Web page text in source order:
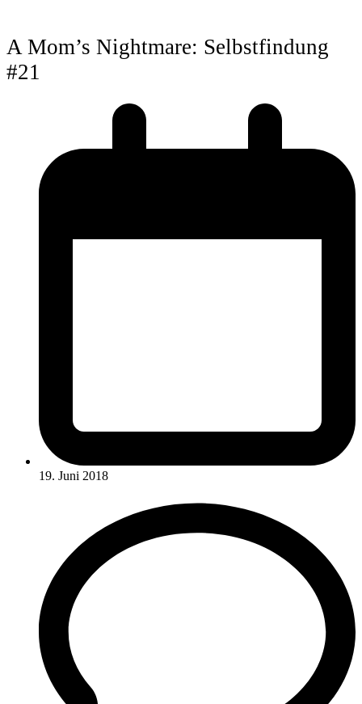
A Mom’s Nightmare: Selbstfindung
#21
19. Juni 2018